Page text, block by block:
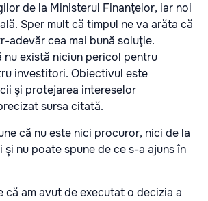
de la Ministerul Finanţelor, iar noi
Sper mult că timpul ne va arăta că
adevăr cea mai bună soluţie.
nu există niciun pericol pentru
investitori. Obiectivul este
şi protejarea intereselor
sursa citată.
că nu este nici procuror, nici de la
şi nu poate spune de ce s-a ajuns în
că am avut de executat o decizia a